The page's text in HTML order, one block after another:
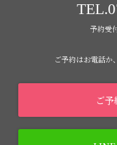
予約受
ご予約はお電話か
ご